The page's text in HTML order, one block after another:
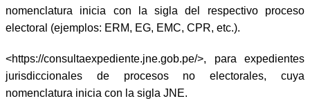
nomenclatura inicia con la sigla del respectivo proceso
electoral (ejemplos: ERM, EG, EMC, CPR, etc.).
<https://consultaexpediente.jne.gob.pe/>, para expedientes
jurisdiccionales de procesos no electorales, cuya
nomenclatura inicia con la sigla JNE.